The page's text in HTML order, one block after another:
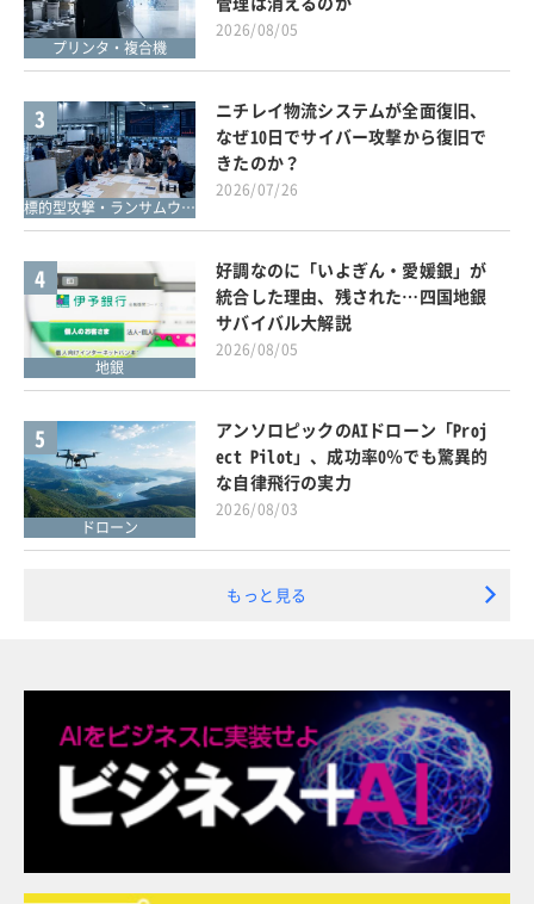
プリンタ・複合機
2026/08/05
3
標的型攻撃・ランサムウェア対策
ニチレイ物流システムが全面復旧、
なぜ10日でサイバー攻撃から復旧で
きたのか？
2026/07/26
4
地銀
好調なのに「いよぎん・愛媛銀」が
統合した理由、残された…四国地銀
サバイバル大解説
2026/08/05
5
ドローン
アンソロピックのAIドローン「Proj
ect Pilot」、成功率0％でも驚異的
な自律飛行の実力
2026/08/03
もっと見る